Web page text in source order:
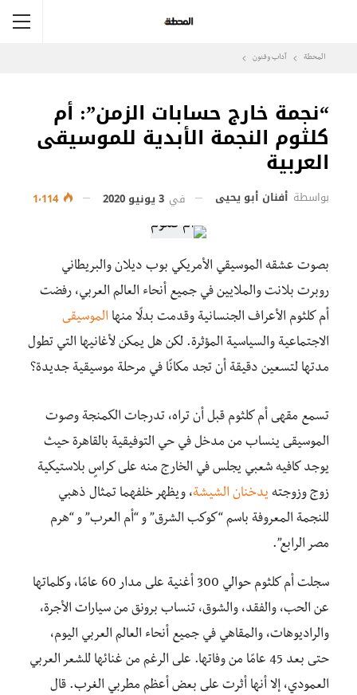
المحطة آداب وفنون
“نجمة خارج حسابات الزمن”: أم
كلثوم النجمة الأبدية للموسيقى
العربية
بواسطة أفنان أبو يحيى في 3 يونيو 2020 1٬114
بصوت عشقه الموسيقي الأمريكي بوب ديلان والبريطاني
روبرت بلانت والملايين في جميع أنحاء العالم العربي، رفضت
أم كلثوم الأعراف الجنسانية وقدمت بدلًا منها الموسيقى
الاجتماعية والسياسية المؤثرة. لكن هل يمكن لأغانيها التي تطول
مدتها لتسعين دقيقة أن تجد مكانًا في مرحلة موسيقية جديدة؟
تسمع مقهى أم كلثوم قبل أن تراه، تدرجات الكمنجة وصوت
الموسيقى ينساب من مدخل في حي التوفيقية بالقاهرة حيث
يوجد كافيه شعبي يجلس في الخارج منه على كراسٍ بلاستيكية
زوج وزوجته يدخنان الشيشة، ويظهر خلفهما تمثال ذهبي
للنجمة المعروفة باسم “كوكب الشرق” و “أم العرب” و “هرم
مصر الرابع”.
سجلت أم كلثوم حوالي 300 أغنية على مدار 60 عامًا، وكلماتها
عن الحب، والفقد، والشوق، تنساب برونق من سيارات الأجرة،
والراديوهات، والمقاهي في جميع أنحاء العالم العربي اليوم،
حتى بعد 45 عامًا من وفاتها. على الرغم من غنائها للشعر العربي
العمودي، إلا أنها أثرت على بعض أعظم مطربي الغرب. قال